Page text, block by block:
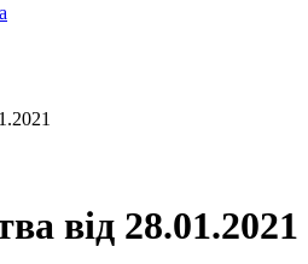
від 28.01.2021